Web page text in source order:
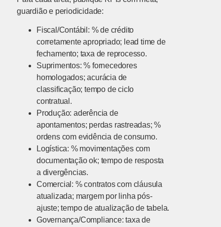
guardião e periodicidade:
Fiscal/Contábil: % de crédito
corretamente apropriado; lead time de
fechamento; taxa de reprocesso.
Suprimentos: % fornecedores
homologados; acurácia de
classificação; tempo de ciclo
contratual.
Produção: aderência de
apontamentos; perdas rastreadas; %
ordens com evidência de consumo.
Logística: % movimentações com
documentação ok; tempo de resposta
a divergências.
Comercial: % contratos com cláusula
atualizada; margem por linha pós-
ajuste; tempo de atualização de tabela.
Governança/Compliance: taxa de